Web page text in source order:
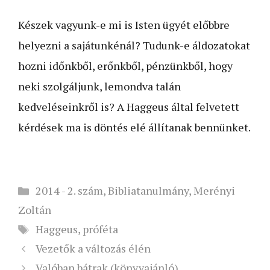
Készek vagyunk-e mi is Isten ügyét előbbre
helyezni a sajátunkénál? Tudunk-e áldozatokat
hozni időnkből, erőnkből, pénzünkből, hogy
neki szolgáljunk, lemondva talán
kedveléseinkről is? A Haggeus által felvetett
kérdések ma is döntés elé állítanak bennünket.
Kategória
2014 - 2. szám,Bibliatanulmány,Merényi
Zoltán
Címkék
Haggeus, próféta
Vezetők a változás élén